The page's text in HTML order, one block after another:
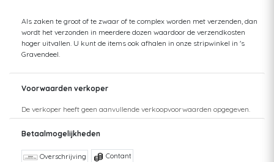
Als zaken te groot of te zwaar of te complex worden met verzenden, dan
wordt het verzonden in meerdere dozen waardoor de verzendkosten
hoger uitvallen. U kunt de items ook afhalen in onze stripwinkel in 's
Gravendeel.
Voorwaarden verkoper
De verkoper heeft geen aanvullende verkoopvoorwaarden opgegeven.
Betaalmogelijkheden
Overschrijving Contant